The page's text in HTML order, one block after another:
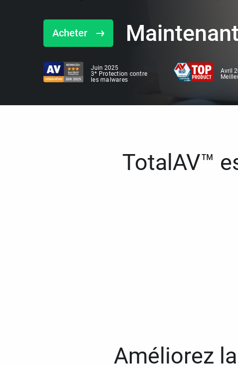
Acheter Maintenant
Juin 2025
3* Protection contre
les malwares
Avril
TotalAV™
Améliorez